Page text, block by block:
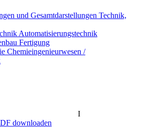
und Gesamtdarstellungen Technik,
Automatisierungstechnik
Fertigung
Chemieingenieurwesen /
downloaden
I